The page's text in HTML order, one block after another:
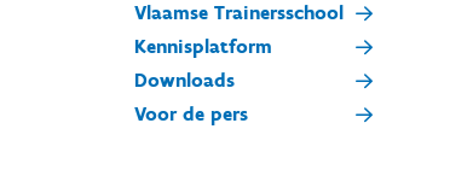
Vlaamse Trainersschool
Kennisplatform
Downloads
Voor de pers